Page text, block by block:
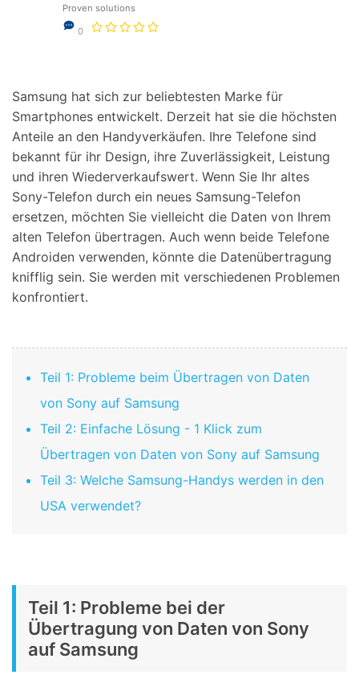
Support
DOWNLOAD
Proven solutions
0
Samsung hat sich zur beliebtesten Marke für
Smartphones entwickelt. Derzeit hat sie die höchsten
Anteile an den Handyverkäufen. Ihre Telefone sind
bekannt für ihr Design, ihre Zuverlässigkeit, Leistung
und ihren Wiederverkaufswert. Wenn Sie Ihr altes
Sony-Telefon durch ein neues Samsung-Telefon
ersetzen, möchten Sie vielleicht die Daten von Ihrem
alten Telefon übertragen. Auch wenn beide Telefone
Androiden verwenden, könnte die Datenübertragung
knifflig sein. Sie werden mit verschiedenen Problemen
konfrontiert.
Teil 1: Probleme beim Übertragen von Daten
von Sony auf Samsung
Teil 2: Einfache Lösung - 1 Klick zum
Übertragen von Daten von Sony auf Samsung
Teil 3: Welche Samsung-Handys werden in den
USA verwendet?
Teil 1: Probleme bei der
Übertragung von Daten von Sony
auf Samsung